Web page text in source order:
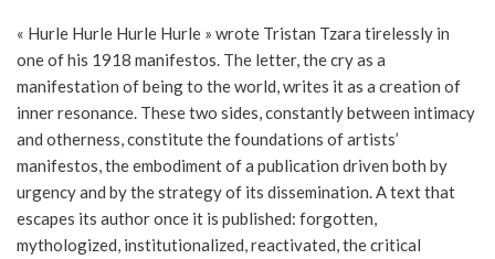
« Hurle Hurle Hurle Hurle » wrote Tristan Tzara tirelessly in
one of his 1918 manifestos. The letter, the cry as a
manifestation of being to the world, writes it as a creation of
inner resonance. These two sides, constantly between intimacy
and otherness, constitute the foundations of artists’
manifestos, the embodiment of a publication driven both by
urgency and by the strategy of its dissemination. A text that
escapes its author once it is published: forgotten,
mythologized, institutionalized, reactivated, the critical